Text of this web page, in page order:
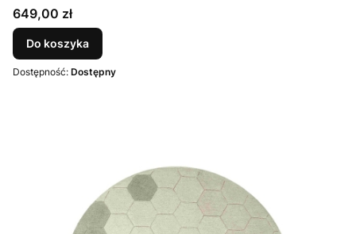
Cena
649,00 zł
Do koszyka
Dostępność: Dostępny